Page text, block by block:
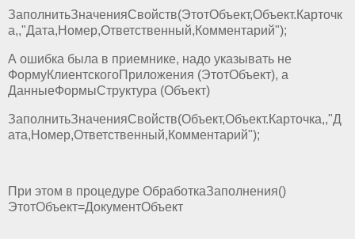
ЗаполнитьЗначенияСвойств(ЭтотОбъект,Объект.Карточк
а,,"Дата,Номер,Ответственный,Комментарий");
А ошибка была в приемнике, надо указывать не
ФормуКлиентскогоПриложения (ЭтотОбъект), а
ДанныеФормыСтруктура (Объект)
ЗаполнитьЗначенияСвойств(Объект,Объект.Карточка,,"Д
ата,Номер,Ответственный,Комментарий");
При этом в процедуре ОбработкаЗаполнения()
ЭтотОбъект=ДокументОбъект